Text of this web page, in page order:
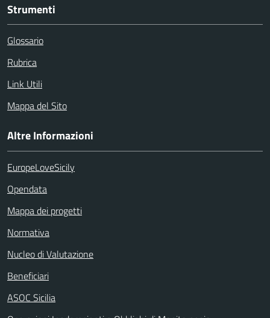
Strumenti
Glossario
Rubrica
Link Utili
Mappa del Sito
Altre Informazioni
EuropeLoveSicily
Opendata
Mappa dei progetti
Normativa
Nucleo di Valutazione
Beneficiari
ASOC Sicilia